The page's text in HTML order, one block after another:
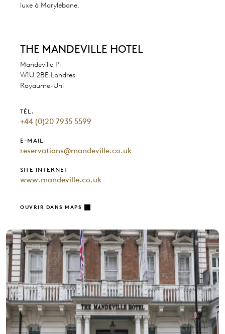
luxe à Marylebone.
THE MANDEVILLE HOTEL
Mandeville Pl
W1U 2BE Londres
Royaume-Uni
TÉL.
+44 (0)20 7935 5599
E-MAIL
reservations@mandeville.co.uk
SITE INTERNET
www.mandeville.co.uk
OUVRIR DANS MAPS